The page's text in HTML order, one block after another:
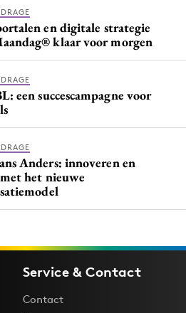
en digitale strategie
klaar voor morgen
een succescampagne voor
Anders: innoveren en
het nieuwe
Service & Contact
Contact